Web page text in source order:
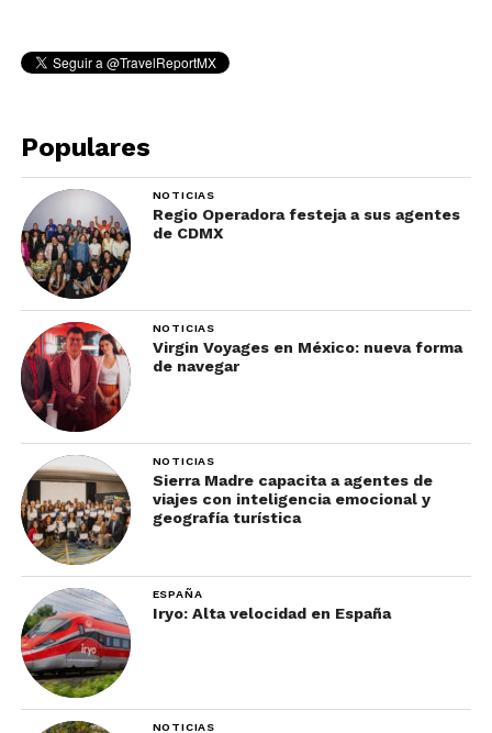
Populares
NOTICIAS
Regio Operadora festeja a sus agentes
de CDMX
NOTICIAS
Virgin Voyages en México: nueva forma
de navegar
NOTICIAS
Sierra Madre capacita a agentes de
viajes con inteligencia emocional y
geografía turística
ESPAÑA
Iryo: Alta velocidad en España
NOTICIAS